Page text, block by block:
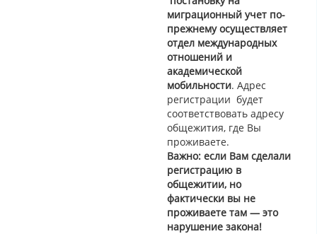
миграционный учет по-
прежнему осуществляет
отдел международных
отношений и
академической
мобильности. Адрес
регистрации будет
соответствовать адресу
общежития, где Вы
проживаете.
Важно: если Вам сделали
регистрацию в
общежитии, но
фактически вы не
проживаете там — это
нарушение закона!